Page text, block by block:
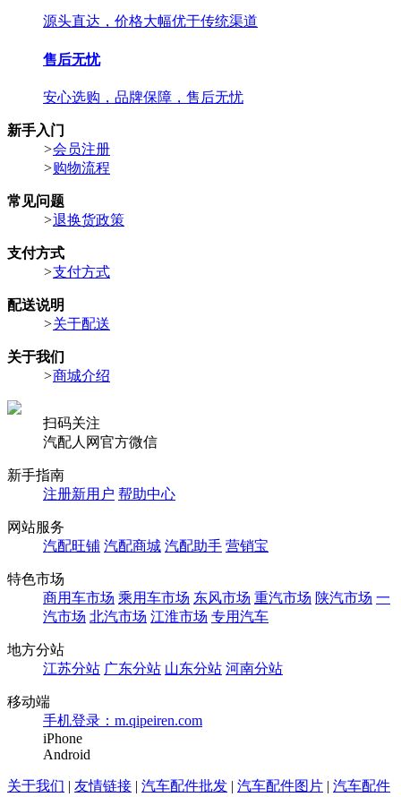
源头直达，价格大幅优于传统渠道
售后无忧
安心选购，品牌保障，售后无忧
新手入门
>会员注册
>购物流程
常见问题
>退换货政策
支付方式
>支付方式
配送说明
>关于配送
关于我们
>商城介绍
扫码关注
汽配人网官方微信
新手指南
注册新用户 帮助中心
网站服务
汽配旺铺 汽配商城 汽配助手 营销宝
特色市场
商用车市场 乘用车市场 东风市场 重汽市场 陕汽市场 一
汽市场 北汽市场 江淮市场 专用汽车
地方分站
江苏分站 广东分站 山东分站 河南分站
移动端
手机登录：m.qipeiren.com
iPhone
Android
关于我们 | 友情链接 | 汽车配件批发 | 汽车配件图片 | 汽车配件